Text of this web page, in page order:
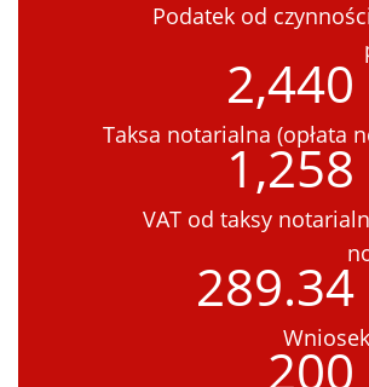
Podatek od
2,440
Taksa notarialna (opłata
1,258
VAT od taksy
289.34
200